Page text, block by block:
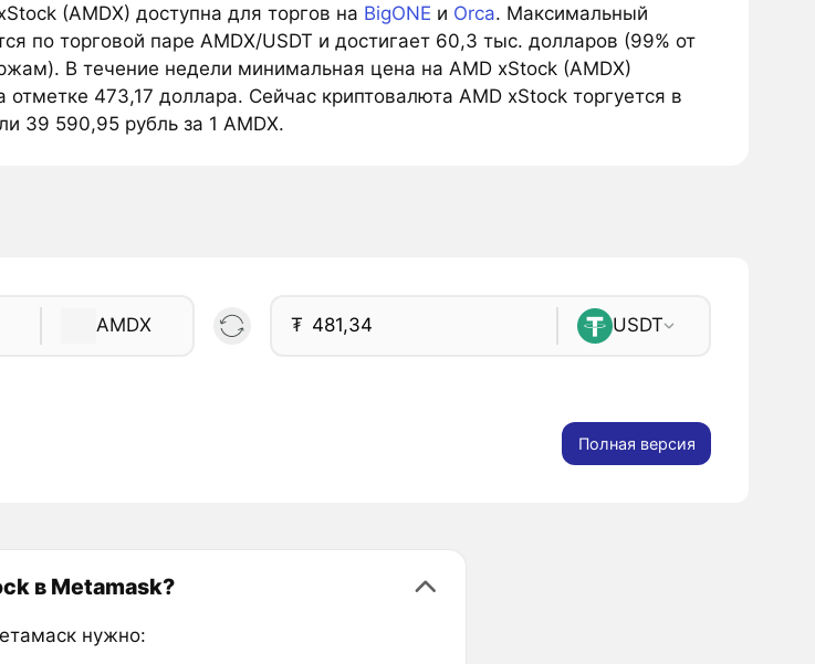
(AMDX) доступна для торгов на BigONE и Orca. Максимальный
по торговой паре AMDX/USDT и достигает 60,3 тыс. долларов (99% от
В течение недели минимальная цена на AMD xStock (AMDX)
отметке 473,17 доллара. Сейчас криптовалюта AMD xStock торгуется в
39 590,95 рубль за 1 AMDX.
AMDX ₮ USDT
Полная версия
в Metamask?
нужно: